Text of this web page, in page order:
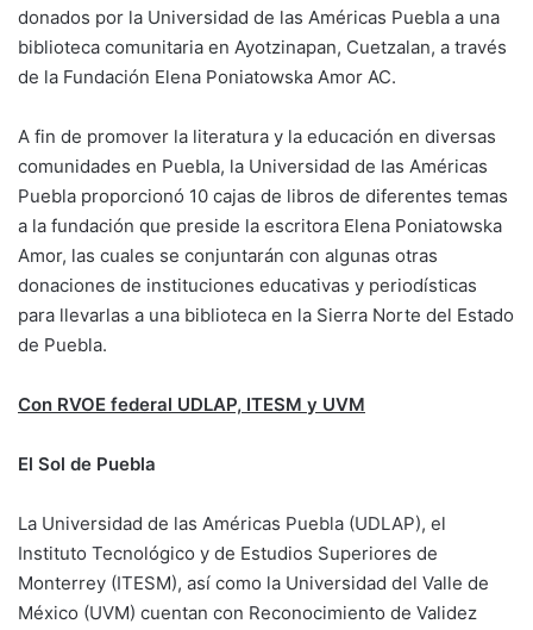
donados por la Universidad de las Américas Puebla a una
biblioteca comunitaria en Ayotzinapan, Cuetzalan, a través
de la Fundación Elena Poniatowska Amor AC.
A fin de promover la literatura y la educación en diversas
comunidades en Puebla, la Universidad de las Américas
Puebla proporcionó 10 cajas de libros de diferentes temas
a la fundación que preside la escritora Elena Poniatowska
Amor, las cuales se conjuntarán con algunas otras
donaciones de instituciones educativas y periodísticas
para llevarlas a una biblioteca en la Sierra Norte del Estado
de Puebla.
Con RVOE federal UDLAP, ITESM y UVM
El Sol de Puebla
La Universidad de las Américas Puebla (UDLAP), el
Instituto Tecnológico y de Estudios Superiores de
Monterrey (ITESM), así como la Universidad del Valle de
México (UVM) cuentan con Reconocimiento de Validez